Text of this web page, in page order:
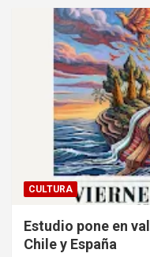
CULTURA
Estudio pone en
Chile y España